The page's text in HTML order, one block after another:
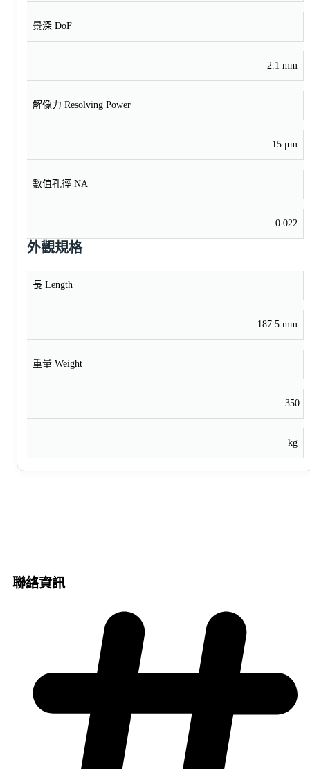
景深 DoF
2.1 mm
解像力 Resolving Power
15 μm
數值孔徑 NA
0.022
外觀規格
長 Length
187.5 mm
重量 Weight
350
kg
聯絡資訊